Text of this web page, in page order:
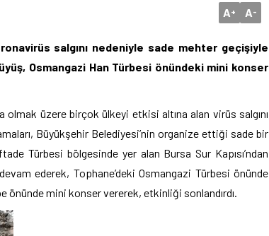
A+ A-
salgını nedeniyle sade mehter geçişiyle
Osmangazi Han Türbesi önündeki mini konser
olmak üzere birçok ülkeyi etkisi altına alan virüs salgını
Büyükşehir Belediyesi’nin organize ettiği sade bir
Türbesi bölgesinde yer alan Bursa Sur Kapısı’ndan
ederek, Tophane’deki Osmangazi Türbesi önünde
önünde mini konser vererek, etkinliği sonlandırdı.